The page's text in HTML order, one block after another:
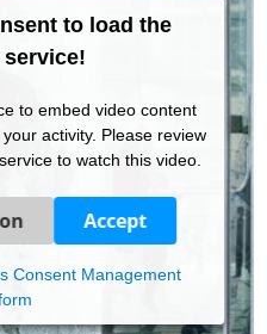
to load the
service!
to embed video content
activity. Please review
to watch this video.
Accept
Consent Management